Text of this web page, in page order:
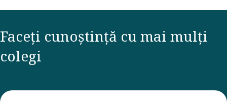
Faceți cunoștință cu mai mulți
colegi